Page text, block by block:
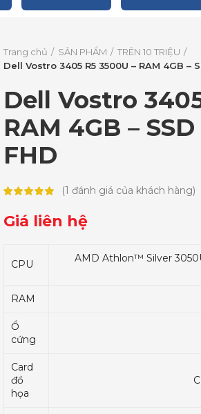
Trang chủ SẢN PHẨM
TRÊN 10 TRIỆU
Dell Vostro 3405 R5 3500U – RAM 4GB –
Dell Vostro
RAM 4GB –
FHD
(1 đánh giá của khách hàng)
Giá liên hệ
CPU
AMD Athlon™ Silver
RAM
Ổ
cứng
Card
đồ
họa